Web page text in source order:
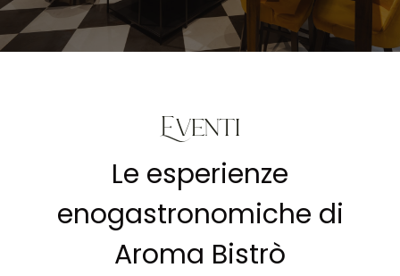
Eventi
Le esperienze
enogastronomiche di
Aroma Bistrò